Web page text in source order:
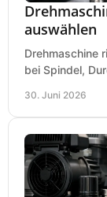
auswählen
Drehmaschine
bei Spindel,
30. Juni 2026